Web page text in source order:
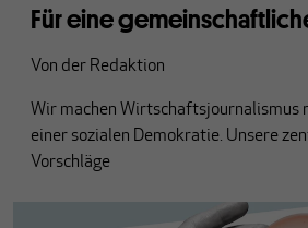
Für eine
Von der Redaktion
Wir machen Wirtschaftsjournalismus
einer sozialen Demokratie. Unsere
Vorschläge